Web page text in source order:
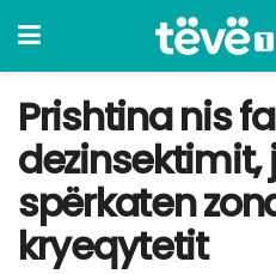
​Prishtina nis
dezinsektimit,
spërkaten
kryeqytetit